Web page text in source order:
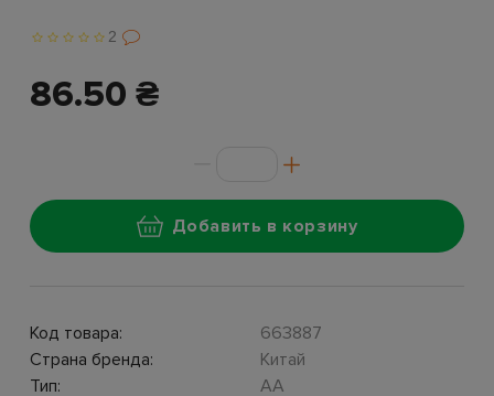
2
86.50 ₴
Добавить в корзину
Код товара:
663887
Страна бренда:
Китай
Тип:
AA